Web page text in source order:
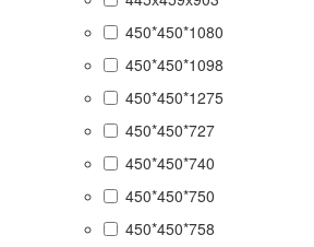
450*450*1080
450*450*1098
450*450*1275
450*450*727
450*450*740
450*450*750
450*450*758